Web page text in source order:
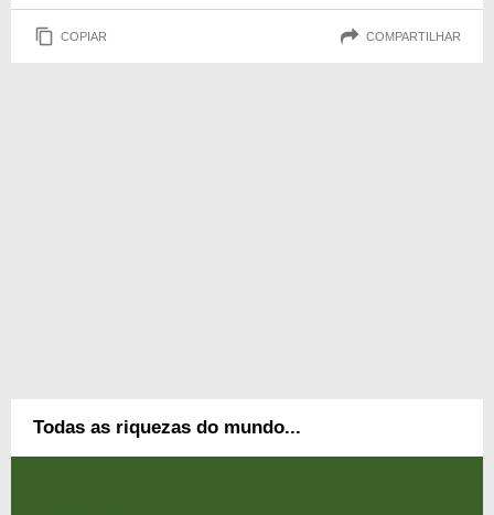
COPIAR COMPARTILHAR
Todas as riquezas do mundo...